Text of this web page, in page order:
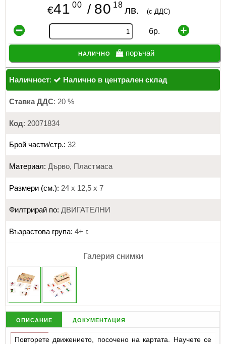
€41 00 / 80 18 лв. (с ДДС)
бр.
налично поръчай
Наличност: Налично в централен склад
Ставка ДДС: 20 %
Код: 20071834
Брой части/стр.: 32
Материал: Дърво, Пластмаса
Размери (см.): 24 x 12,5 x 7
Филтрирай по: ДВИГАТЕЛНИ
Възрастова група: 4+ г.
Галерия снимки
описание документация
Повторете движението, посочено на картата. Научете се